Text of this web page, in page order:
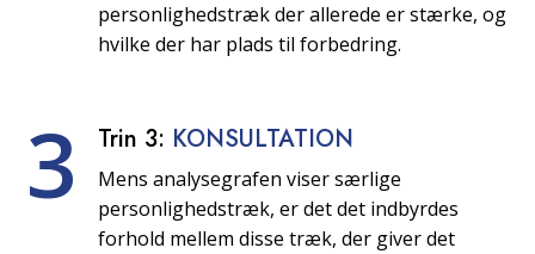
personlighedstræk der allerede er stærke, og
hvilke der har plads til forbedring.
3 Trin 3: KONSULTATION
Mens analysegrafen viser særlige
personlighedstræk, er det det indbyrdes
forhold mellem disse træk, der giver det